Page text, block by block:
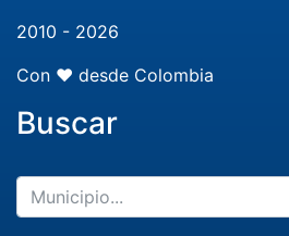
2010 - 2026
Con ❤️ desde Colombia
Buscar